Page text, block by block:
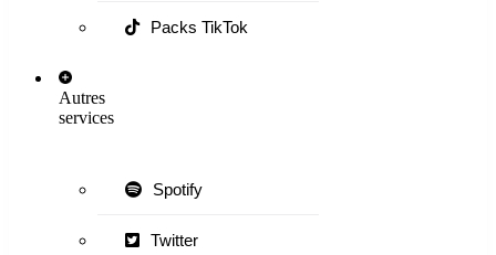
Packs TikTok
Autres
services
Spotify
Twitter